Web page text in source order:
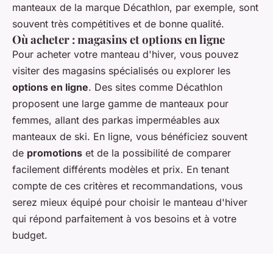
manteaux de la marque Décathlon, par exemple, sont
souvent très compétitives et de bonne qualité.
Où acheter : magasins et options en ligne
Pour acheter votre manteau d'hiver, vous pouvez
visiter des magasins spécialisés ou explorer les
options en ligne. Des sites comme Décathlon
proposent une large gamme de manteaux pour
femmes, allant des parkas imperméables aux
manteaux de ski. En ligne, vous bénéficiez souvent
de promotions et de la possibilité de comparer
facilement différents modèles et prix. En tenant
compte de ces critères et recommandations, vous
serez mieux équipé pour choisir le manteau d'hiver
qui répond parfaitement à vos besoins et à votre
budget.